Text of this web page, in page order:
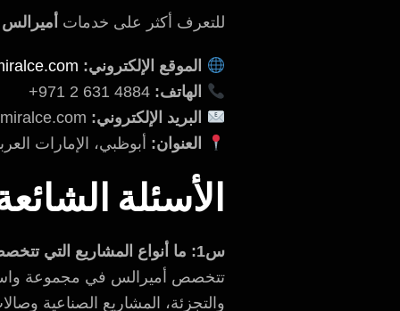
للتعرف أكثر على خدمات أميرالس
الموقع الإلكتروني:
الهاتف:
البريد الإلكتروني:
العنوان: أبوظبي، الإمارات
الأسئلة
س1: ما أنواع المشاريع التي تتخصص بها أميرالس؟
تتخصص أميرالس في مجموعة واسعة
والتجزئة، المشاريع الصناعية